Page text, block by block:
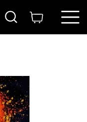
בית > הדפס משודרג-